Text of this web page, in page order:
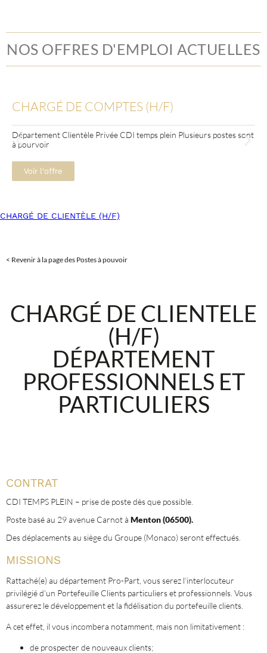
NOS OFFRES D'EMPLOI ACTUELLES
CHARGÉ DE COMPTES (H/F)
Département Clientèle Privée CDI temps plein Plusieurs postes sont
à pourvoir
Voir l'offre
CHARGÉ DE CLIENTÈLE (H/F)
< Revenir à la page des Postes à pouvoir
CHARGÉ DE CLIENTELE
(H/F)
DÉPARTEMENT
PROFESSIONNELS ET
PARTICULIERS
CONTRAT
CDI TEMPS PLEIN – prise de poste dès que possible.
Poste basé au 29 avenue Carnot à Menton (06500).
Des déplacements au siège du Groupe (Monaco) seront effectués.
MISSIONS
Rattaché(e) au département Pro-Part, vous serez l’interlocuteur
privilégié d’un Portefeuille Clients particuliers et professionnels. Vous
assurerez le développement et la fidélisation du portefeuille clients.
A cet effet, il vous incombera notamment, mais non limitativement :
de prospecter de nouveaux clients;